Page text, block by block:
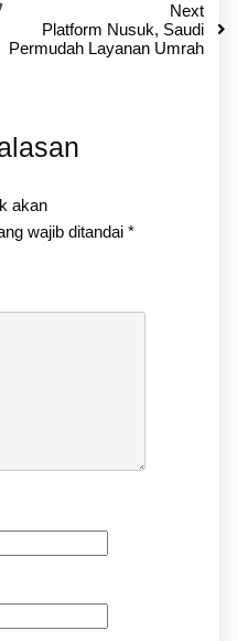
Next
Platform Nusuk, Saudi
Permudah Layanan Umrah
akan
wajib ditandai *